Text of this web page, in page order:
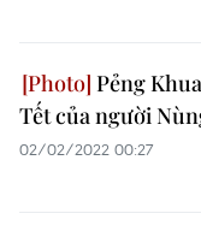
Pẻng
Tết của người
02/02/2022 00:27